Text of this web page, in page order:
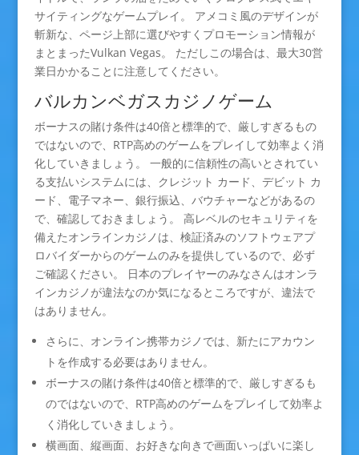
サイティングなゲームプレイ。 アメコミ風のデザインが
斬新な、ページ上部に選びやすくプロモーション情報が
まとまったVulkan Vegas。 ただしこの場合は、最大30営
業日かかることに注意してください。
バルカンベガスカジノゲーム
ボーナスの賭け条件は40倍と標準的で、厳しすぎるもの
ではないので、RTP高めのゲームをプレイして効率よく消
化していきましょう。 一般的に信頼性の高いとされてい
る支払いシステムには、クレジット カード、デビット カ
ード、電子マネー、銀行振込、バウチャーなどがあるの
で、確認しておきましょう。 高レベルのセキュリティを
備えたオンラインカジノは、検証済みのソフトウェアプ
ロバイダーからのゲームのみを提供しているので、必ず
ご確認ください。 日本のプレイヤーのみなさんはオンラ
インカジノが違法なのか気になるところですが、違法で
はありません。
さらに、オンライン携帯カジノでは、新たにアカウン
トを作成する必要はありません。
ボーナスの賭け条件は40倍と標準的で、厳しすぎるも
のではないので、RTP高めのゲームをプレイして効率よ
く消化していきましょう。
横画面、縦画面、お好きな向きで画面いっぱいに楽し